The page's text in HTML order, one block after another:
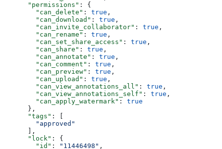
      "permissions"
: {
        "can_delete"
: true ,
        "can_download"
: true ,
        "can_invite_collaborator"
: true ,
        "can_rename"
: true ,
        "can_set_share_access"
: true ,
        "can_share"
: true ,
        "can_annotate"
: true ,
        "can_comment"
: true ,
        "can_preview"
: true ,
        "can_upload"
: true ,
        "can_view_annotations_all"
: true ,
        "can_view_annotations_self"
: true ,
        "can_apply_watermark"
: true
      },
      "tags"
: [
        "approved"
      ],
      "lock"
: {
        "id"
: "11446498" ,